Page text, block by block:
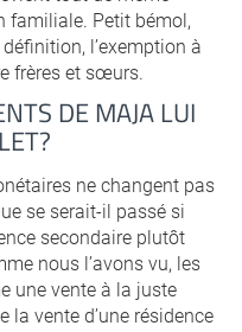
familiale. Petit bémol,
l’exemption à
frères et sœurs.
DE MAJA LUI
ne changent pas
se serait-il passé si
secondaire plutôt
nous l’avons vu, les
une vente à la juste
la vente d’une résidence